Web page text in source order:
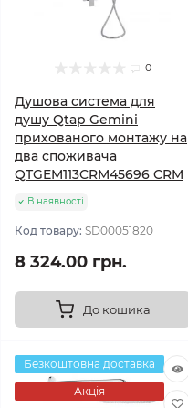
0
Душова система для
душу Qtap Gemini
прихованого монтажу на
два споживача
QTGEM113CRM45696 CRM
В наявності
Код товару: SD00051820
8 324.00 грн.
До кошика
Безкоштовна доставка
Акція